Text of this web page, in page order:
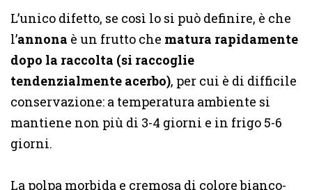
L’unico difetto, se così lo si può definire, è che
l’annona è un frutto che matura rapidamente
dopo la raccolta (si raccoglie
tendenzialmente acerbo), per cui è di difficile
conservazione: a temperatura ambiente si
mantiene non più di 3-4 giorni e in frigo 5-6
giorni.
La polpa morbida e cremosa di colore bianco-